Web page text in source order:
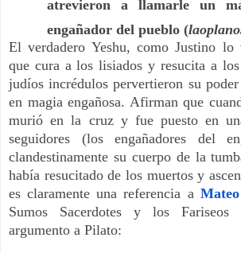
atrevieron a llamarle un
engañador del pueblo (
El verdadero Yeshu, como Justino lo
que cura a los lisiados y resucita a
judíos incrédulos pervertieron su
en magia engañosa. Afirman que
murió en la cruz y fue puesto en
seguidores (los engañadores del
clandestinamente su cuerpo de la
había resucitado de los muertos y
es claramente una referencia a
Sumos Sacerdotes y los
argumento a Pilato: